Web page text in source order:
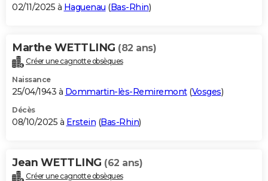
BONS PLANS
Carte de Noël
Carte Bonne année
Carte Saint-Valentin
Carte Pâques
Carte d'anniversaire
DICTIONNAIRE
Dictionnaire
Biographies
Citations
Expressions
Proverbes
PROGRAMME TV
S'inscrire
Se connecter
Lycées
Collèges
Primaires
Universités
Entreprises
Service militaire
Avis de recherche
AVIS DE DÉCÈS
Bricolage
Lifestyle
Culture
Sport
Auto
Television
Voyage
Cinema
02/11/2025 à Haguenau (Bas-Rhin)
Marthe WETTLING (82 ans)
Créer une cagnotte obsèques
Naissance
25/04/1943 à Dommartin-lès-Remiremont(Vosges)
Décès
08/10/2025 à Erstein (Bas-Rhin)
Jean WETTLING (62 ans)
Créer une cagnotte obsèques